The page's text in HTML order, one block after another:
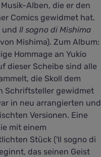
Alben, die er den
Comics gewidmet hat.
undIl sogno di Mishima
Mishima). Zum Album:
Hommage an Yukio
dieser Scheibe sind alle
die Skoll dem
Schriftsteller gewidmet
in neu arrangierten und
Versionen. Eine
mit einem
Stück ('Il sogno di
das seinen Geist